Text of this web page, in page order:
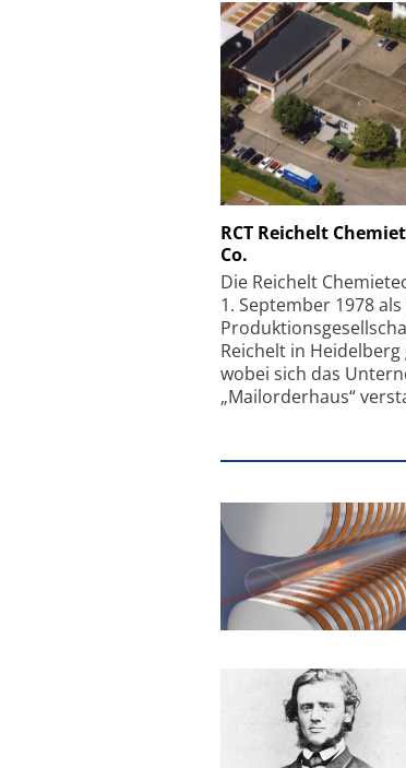
RCT Reichelt
Co.
Die Reichelt
1. September 1978
Reichelt in
wobei sich das
„Mailorderhaus“
Schäfter